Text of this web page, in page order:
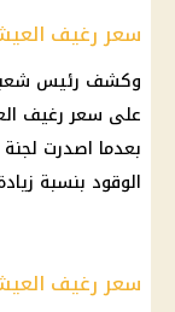
سعر رغيف
وكشف رئيس
على سعررغيف
بعدما اصدرت
الوقود بنسبة زيادة
سعر رغيف